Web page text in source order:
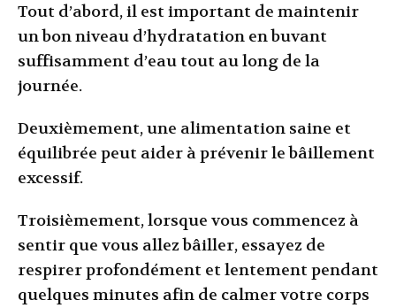
Tout d’abord, il est important de maintenir
un bon niveau d’hydratation en buvant
suffisamment d’eau tout au long de la
journée.
Deuxièmement, une alimentation saine et
équilibrée peut aider à prévenir le bâillement
excessif.
Troisièmement, lorsque vous commencez à
sentir que vous allez bâiller, essayez de
respirer profondément et lentement pendant
quelques minutes afin de calmer votre corps